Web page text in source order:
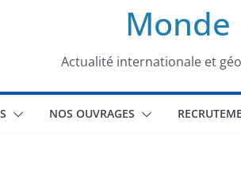
Monde
Actualité internationale et
NOS OUVRAGES